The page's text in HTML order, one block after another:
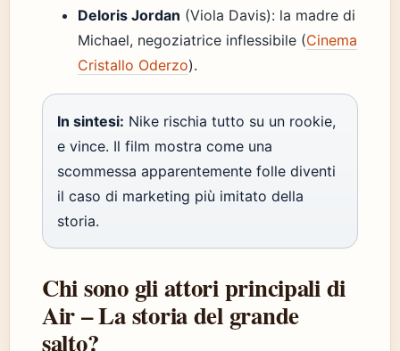
Deloris Jordan (Viola Davis): la madre di
Michael, negoziatrice inflessibile (Cinema
Cristallo Oderzo).
In sintesi: Nike rischia tutto su un rookie,
e vince. Il film mostra come una
scommessa apparentemente folle diventi
il caso di marketing più imitato della
storia.
Chi sono gli attori principali di
Air – La storia del grande
salto?